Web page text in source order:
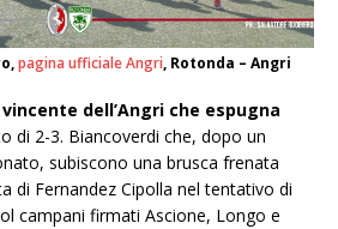
pagina ufficiale Angri, Rotonda – Angri
dell’Angri che espugna
di 2-3. Biancoverdi che, dopo un
subiscono una brusca frenata
di Fernandez Cipolla nel tentativo di
campani firmati Ascione, Longo e